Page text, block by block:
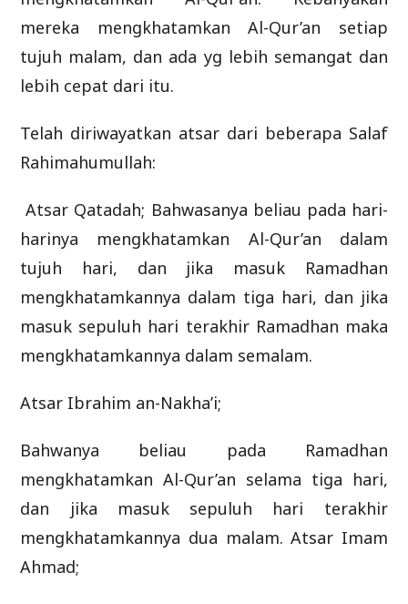
mereka mengkhatamkan Al-Qur’an setiap
tujuh malam, dan ada yg lebih semangat dan
lebih cepat dari itu.
Telah diriwayatkan atsar dari beberapa Salaf
Rahimahumullah:
Atsar Qatadah; Bahwasanya beliau pada hari-
harinya mengkhatamkan Al-Qur’an dalam
tujuh hari, dan jika masuk Ramadhan
mengkhatamkannya dalam tiga hari, dan jika
masuk sepuluh hari terakhir Ramadhan maka
mengkhatamkannya dalam semalam.
Atsar Ibrahim an-Nakha’i;
Bahwanya beliau pada Ramadhan
mengkhatamkan Al-Qur’an selama tiga hari,
dan jika masuk sepuluh hari terakhir
mengkhatamkannya dua malam. Atsar Imam
Ahmad;